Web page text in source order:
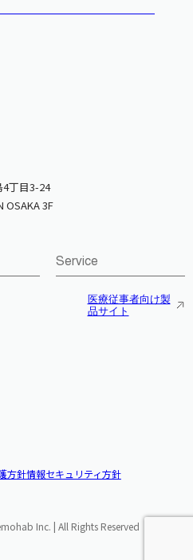
丁目3-24
OSAKA 3F
Service
医療従事者向け製
品サイト
方針情報セキュリティ方針
Inc. | All Rights Reserved